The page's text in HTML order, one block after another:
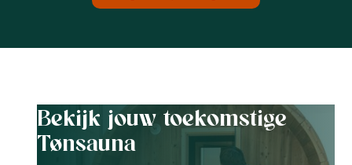
Bekijk jouw toekomstige
Tønsauna